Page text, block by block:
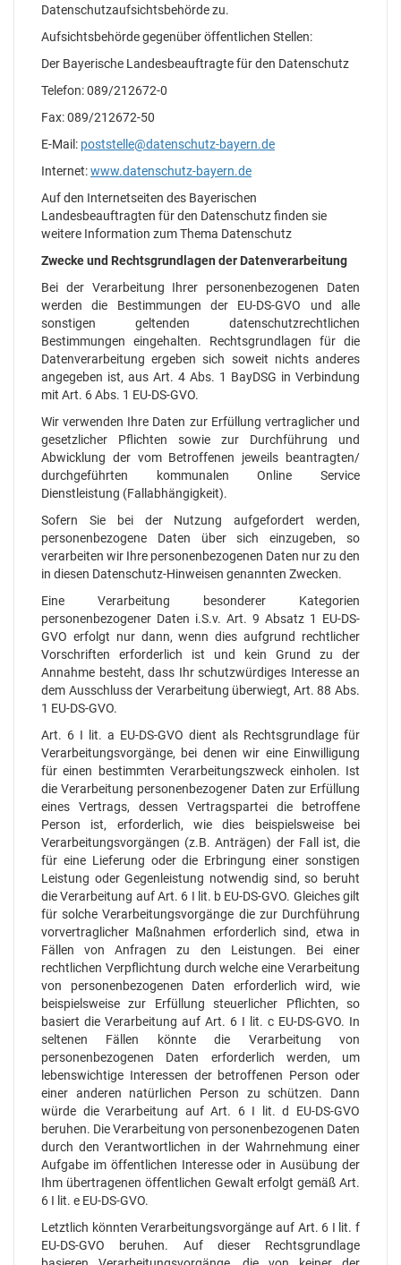
Datenschutzaufsichtsbehörde zu.
Aufsichtsbehörde gegenüber öffentlichen Stellen:
Der Bayerische Landesbeauftragte für den Datenschutz
Telefon: 089/212672-0
Fax: 089/212672-50
E-Mail: poststelle@datenschutz-bayern.de
Internet:www.datenschutz-bayern.de
Auf den Internetseiten des Bayerischen
Landesbeauftragten für den Datenschutz finden sie
weitere Information zum Thema Datenschutz
Zwecke und Rechtsgrundlagen der Datenverarbeitung
Bei der Verarbeitung Ihrer personenbezogenen Daten
werden die Bestimmungen der EU-DS-GVO und alle
sonstigen geltenden datenschutzrechtlichen
Bestimmungen eingehalten. Rechtsgrundlagen für die
Datenverarbeitung ergeben sich soweit nichts anderes
angegeben ist, aus Art. 4 Abs. 1 BayDSG in Verbindung
mit Art. 6 Abs. 1 EU-DS-GVO.
Wir verwenden Ihre Daten zur Erfüllung vertraglicher und
gesetzlicher Pflichten sowie zur Durchführung und
Abwicklung der vom Betroffenen jeweils beantragten/
durchgeführten kommunalen Online Service
Dienstleistung (Fallabhängigkeit).
Sofern Sie bei der Nutzung aufgefordert werden,
personenbezogene Daten über sich einzugeben, so
verarbeiten wir Ihre personenbezogenen Daten nur zu den
in diesen Datenschutz-Hinweisen genannten Zwecken.
Eine Verarbeitung besonderer Kategorien
personenbezogener Daten i.S.v. Art. 9 Absatz 1 EU-DS-
GVO erfolgt nur dann, wenn dies aufgrund rechtlicher
Vorschriften erforderlich ist und kein Grund zu der
Annahme besteht, dass Ihr schutzwürdiges Interesse an
dem Ausschluss der Verarbeitung überwiegt, Art. 88 Abs.
1 EU-DS-GVO.
Art. 6 I lit. a EU-DS-GVO dient als Rechtsgrundlage für
Verarbeitungsvorgänge, bei denen wir eine Einwilligung
für einen bestimmten Verarbeitungszweck einholen. Ist
die Verarbeitung personenbezogener Daten zur Erfüllung
eines Vertrags, dessen Vertragspartei die betroffene
Person ist, erforderlich, wie dies beispielsweise bei
Verarbeitungsvorgängen (z.B. Anträgen) der Fall ist, die
für eine Lieferung oder die Erbringung einer sonstigen
Leistung oder Gegenleistung notwendig sind, so beruht
die Verarbeitung auf Art. 6 I lit. b EU-DS-GVO. Gleiches gilt
für solche Verarbeitungsvorgänge die zur Durchführung
vorvertraglicher Maßnahmen erforderlich sind, etwa in
Fällen von Anfragen zu den Leistungen. Bei einer
rechtlichen Verpflichtung durch welche eine Verarbeitung
von personenbezogenen Daten erforderlich wird, wie
beispielsweise zur Erfüllung steuerlicher Pflichten, so
basiert die Verarbeitung auf Art. 6 I lit. c EU-DS-GVO. In
seltenen Fällen könnte die Verarbeitung von
personenbezogenen Daten erforderlich werden, um
lebenswichtige Interessen der betroffenen Person oder
einer anderen natürlichen Person zu schützen. Dann
würde die Verarbeitung auf Art. 6 I lit. d EU-DS-GVO
beruhen. Die Verarbeitung von personenbezogenen Daten
durch den Verantwortlichen in der Wahrnehmung einer
Aufgabe im öffentlichen Interesse oder in Ausübung der
Ihm übertragenen öffentlichen Gewalt erfolgt gemäß Art.
6 I lit. e EU-DS-GVO.
Letztlich könnten Verarbeitungsvorgänge auf Art. 6 I lit. f
EU-DS-GVO beruhen. Auf dieser Rechtsgrundlage